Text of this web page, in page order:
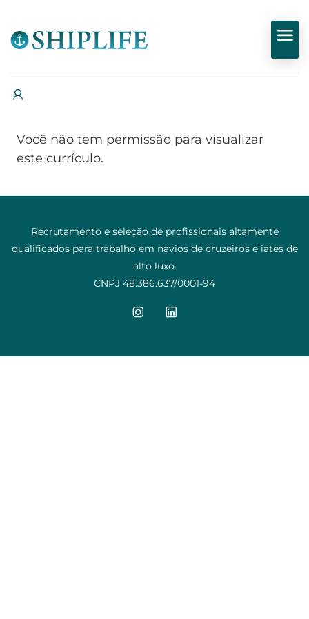
Você não tem permissão para visualizar
este currículo.
Recrutamento e seleção de profissionais altamente
qualificados para trabalho em navios de cruzeiros e iates de
alto luxo.
CNPJ 48.386.637/0001-94